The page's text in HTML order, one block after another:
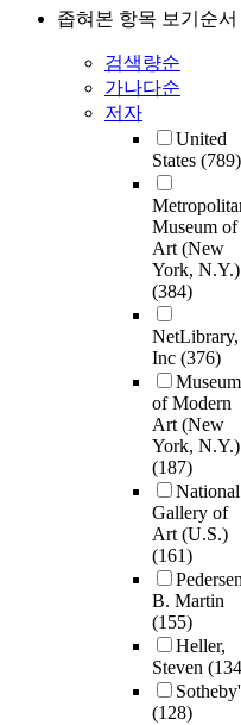
좁혀본 항목 보기순서
검색량순
가나다순
저자
United
States (789)
Museum of
Art (New
York, N.Y.)
(384)
NetLibrary,
Inc (376)
Museum
of Modern
Art (New
York, N.Y.)
(187)
National
Gallery of
Art (U.S.)
(161)
B. Martin
(155)
Heller,
Steven
(128)